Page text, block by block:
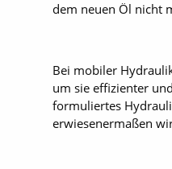
dem neuen Öl nicht
Bei mobiler
um sie effizienter
formuliertes
erwiesenermaßen